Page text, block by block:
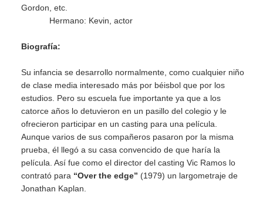
Gordon, etc.
Hermano: Kevin, actor
Biografía:
Su infancia se desarrollo normalmente, como cualquier niño
de clase media interesado más por béisbol que por los
estudios. Pero su escuela fue importante ya que a los
catorce años lo detuvieron en un pasillo del colegio y le
ofrecieron participar en un casting para una película.
Aunque varios de sus compañeros pasaron por la misma
prueba, él llegó a su casa convencido de que haría la
película. Así fue como el director del casting Vic Ramos lo
contrató para “Over the edge” (1979) un largometraje de
Jonathan Kaplan.